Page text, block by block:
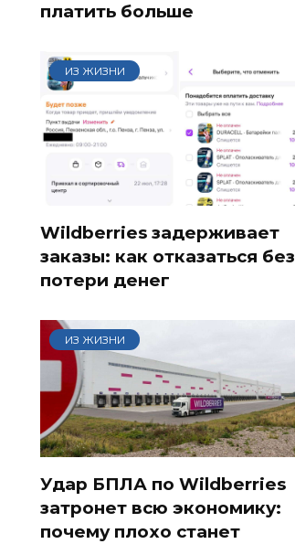
платить больше
ИЗ ЖИЗНИ
Wildberries задерживает
заказы: как отказаться без
потери денег
ИЗ ЖИЗНИ
Удар БПЛА по Wildberries
затронет всю экономику:
почему плохо станет